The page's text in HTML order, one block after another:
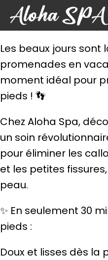
Les beaux jours sont
promenades en
moment idéal pour
pieds ! 👣
Chez Aloha Spa,
un soin
pour éliminer les
et les petites
peau.
✨ En seulement 30
pieds :
Doux et lisses dès la